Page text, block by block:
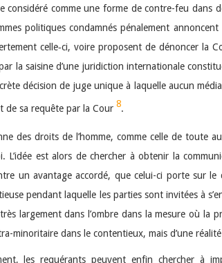
comme une forme de contre-feu
politiques condamnés pénalement
celle‑ci, voire proposent de dénoncer la
la saisine d’une juridiction internationale
décision de juge unique à laquelle aucun
de sa requête par la Cour 8.
des droits de l’homme, comme celle de toute
est alors de chercher à obtenir la
un avantage accordé, que celui-ci porte sur
pendant laquelle les parties sont invitées à
largement dans l’ombre dans la mesure où la
minoritaire dans le contentieux, mais d’une
les requérants peuvent enfin chercher à